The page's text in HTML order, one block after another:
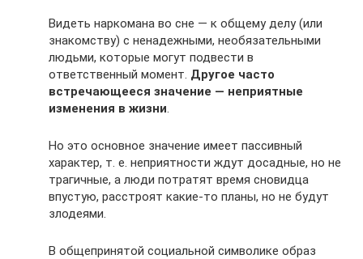
Видеть наркомана во сне — к общему делу (или
знакомству) с ненадежными, необязательными
людьми, которые могут подвести в
ответственный момент. Другое часто
встречающееся значение — неприятные
изменения в жизни
Но это основное значение имеет пассивный
характер, т. е. неприятности ждут досадные, но не
трагичные, а люди потратят время сновидца
впустую, расстроят какие-то планы, но не будут
злодеями.
В общепринятой социальной символике образ